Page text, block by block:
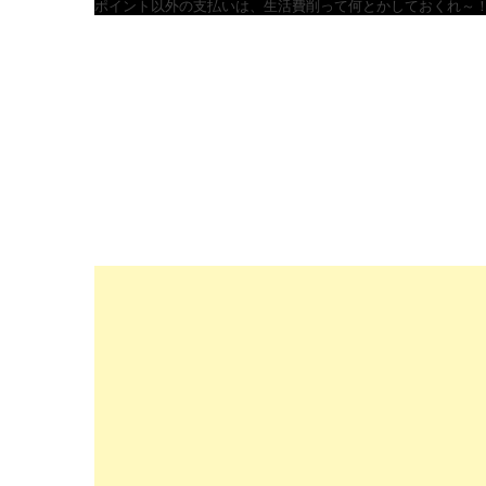
ポイント以外の支払いは、生活費削って何とかしておくれ～